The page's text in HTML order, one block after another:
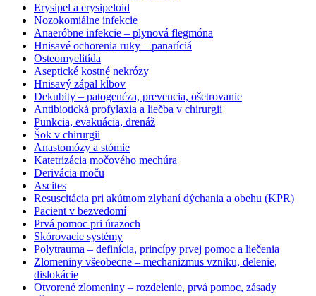
Erysipel a erysipeloid
Nozokomiálne infekcie
Anaeróbne infekcie – plynová flegmóna
Hnisavé ochorenia ruky – panaríciá
Osteomyelitída
Aseptické kostné nekrózy
Hnisavý zápal kĺbov
Dekubity – patogenéza, prevencia, ošetrovanie
Antibiotická profylaxia a liečba v chirurgii
Punkcia, evakuácia, drenáž
Šok v chirurgii
Anastomózy a stómie
Katetrizácia močového mechúra
Derivácia moču
Ascites
Resuscitácia pri akútnom zlyhaní dýchania a obehu (KPR)
Pacient v bezvedomí
Prvá pomoc pri úrazoch
Skórovacie systémy
Polytrauma – definícia, princípy prvej pomoc a liečenia
Zlomeniny všeobecne – mechanizmus vzniku, delenie,
dislokácie
Otvorené zlomeniny – rozdelenie, prvá pomoc, zásady